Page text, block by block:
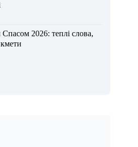
2026: теплі слова,